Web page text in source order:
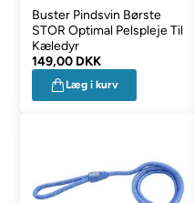
Buster Pindsvin Børste
STOR Optimal Pelspleje Til
Kæledyr
149,00 DKK
Læg i kurv